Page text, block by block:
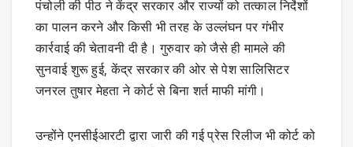
पंचोली की पीठ ने केंद्र सरकार और राज्यों को तत्काल निर्देशों
का पालन करने और किसी भी तरह के उल्लंघन पर गंभीर
कार्रवाई की चेतावनी दी है। गुरुवार को जैसे ही मामले की
सुनवाई शुरू हुई, केंद्र सरकार की ओर से पेश सालिसिटर
जनरल तुषार मेहता ने कोर्ट से बिना शर्त माफी मांगी।
उन्होंने एनसीईआरटी द्वारा जारी की गई प्रेस रिलीज भी कोर्ट को